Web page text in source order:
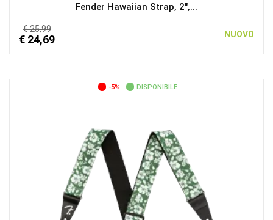
Fender Hawaiian Strap, 2",...
€ 25,99
€ 24,69 NUOVO
-5% DISPONIBILE